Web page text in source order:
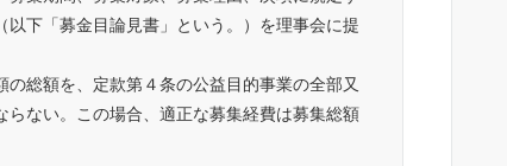
下「募金目論見書」という。）を理事会に提
総額を、定款第４条の公益目的事業の全部又
ない。この場合、適正な募集経費は募集総額